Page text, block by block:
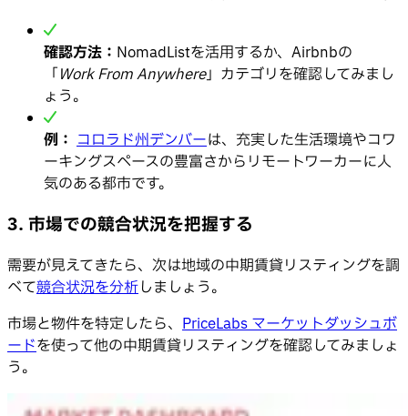
確認方法： NomadListを活用するか、Airbnbの
「Work From Anywhere」カテゴリを確認してみまし
ょう。
例： コロラド州デンバーは、充実した生活環境やコワ
ーキングスペースの豊富さからリモートワーカーに人
気のある都市です。
3. 市場での競合状況を把握する
需要が見えてきたら、次は地域の中期賃貸リスティングを調
べて競合状況を分析しましょう。
市場と物件を特定したら、 PriceLabs マーケットダッシュボ
ードを使って他の中期賃貸リスティングを確認してみましょ
う。